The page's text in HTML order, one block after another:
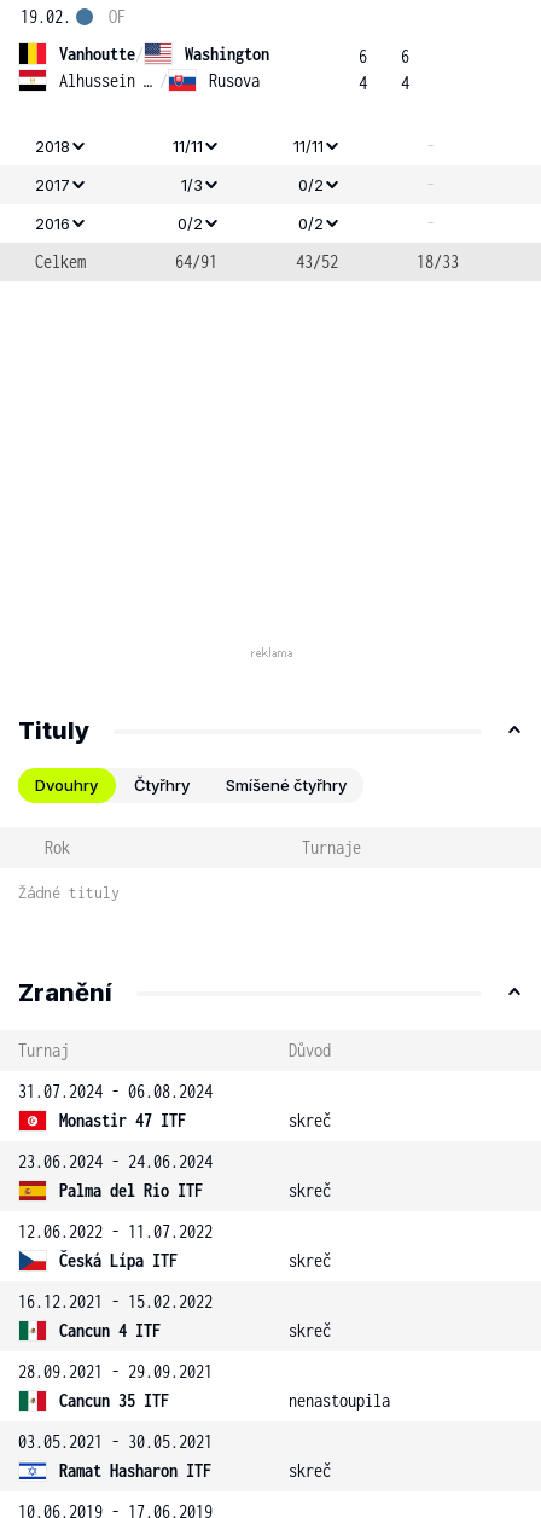
19.02.
Vanhoutte/
Washington
Alhussein Abdel Aziz / Rusova
OF
6
4
6
4
2018 11/11 11/11 -
2017 1/3 0/2 -
2016 0/2 0/2
-
Celkem
64/91 43/52 18/33
Tituly
Dvouhry Čtyřhry Smíšené čtyřhry
Rok Turnaje
Žádné tituly
Zranění
Turnaj
Důvod
31.07.2024 - 06.08.2024
Monastir 47 ITF
skreč
23.06.2024 - 24.06.2024
Palma del Rio ITF
skreč
12.06.2022 - 11.07.2022
Česká Lípa ITF
skreč
16.12.2021 - 15.02.2022
Cancun 4 ITF
skreč
28.09.2021 - 29.09.2021
Cancun 35 ITF
nenastoupila
03.05.2021 - 30.05.2021
Ramat Hasharon ITF
skreč
10.06.2019 - 17.06.2019